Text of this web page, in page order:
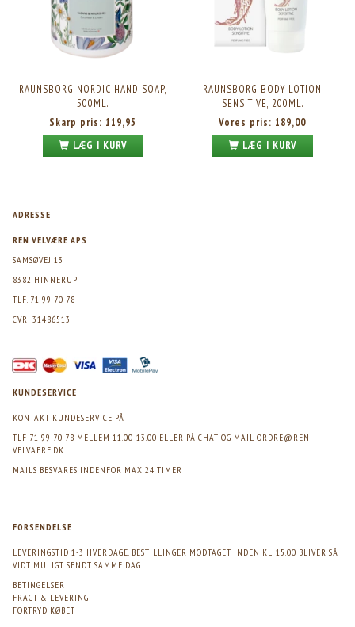
RAUNSBORG NORDIC HAND SOAP,
500ML.
Skarp pris: 119,95
LÆG I KURV
RAUNSBORG BODY LOTION
SENSITIVE, 200ML.
Vores pris: 189,00
LÆG I KURV
ADRESSE
REN VELVÆRE APS
SAMSØVEJ 13
8382 HINNERUP
TLF. 71 99 70 78
CVR: 31486513
KUNDESERVICE
KONTAKT KUNDESERVICE PÅ
TLF 71 99 70 78 MELLEM 11.00-13.00 ELLER PÅ CHAT OG MAIL ORDRE@REN-
VELVAERE.DK
MAILS BESVARES INDENFOR MAX 24 TIMER
FORSENDELSE
LEVERINGSTID 1-3 HVERDAGE. BESTILLINGER MODTAGET INDEN KL. 15.00 BLIVER SÅ
VIDT MULIGT SENDT SAMME DAG
BETINGELSER
FRAGT & LEVERING
FORTRYD KØBET